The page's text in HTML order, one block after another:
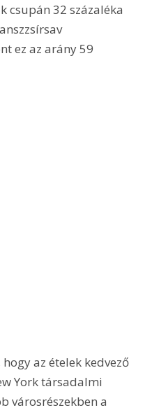
csupán 32 százaléka
ez az arány 59
az ételek kedvező
York társadalmi
városrészekben a